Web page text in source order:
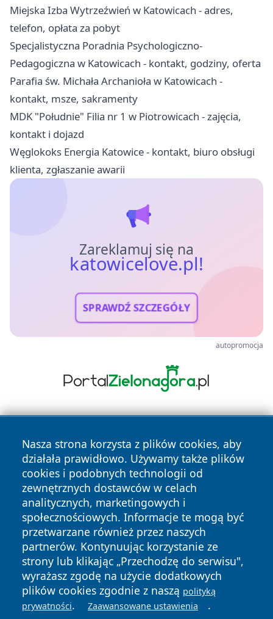
Miejska Izba Wytrzeźwień w Katowicach - adres,
telefon, opłata za pobyt
Specjalistyczna Poradnia Psychologiczno-
Pedagogiczna w Katowicach - kontakt, godziny, oferta
Parafia św. Michała Archanioła w Katowicach -
kontakt, msze, sakramenty
MDK "Południe" Filia nr 1 w Piotrowicach - zajęcia,
kontakt i dojazd
Węglokoks Energia Katowice - kontakt, biuro obsługi
klienta, zgłaszanie awarii
Zareklamuj się na
katowicelove.pl!
SPRAWDŹ SZCZEGÓŁY
autopromocja
Nasza strona korzysta z plików cookies, aby
działała prawidłowo. Używamy także plików
cookies i podobnych technologii od
zewnętrznych dostawców w celach
analitycznych, marketingowych i
społecznościowych. Informacje te mogą być
przetwarzane również przez naszych
partnerów. Kontynuując korzystanie ze
strony lub klikając „Przechodzę do serwisu",
wyrażasz zgodę na użycie dodatkowych
plików cookies zgodnie z naszą polityką
prywatności. Zaawansowane ustawienia .
Copyright © 2026 katowicelove.pl Wszystkie prawa
zastrzeżone.
News Autorzy
Polityka
Prywatności
Polityka
Cookies